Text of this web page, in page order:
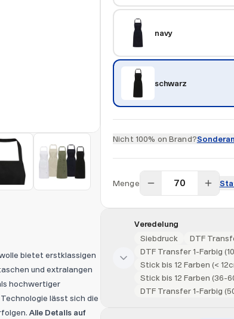
navy
schwarz
Nicht 100% on Brand?
Menge
Veredelung
Siebdruck
DTF
DTF Transfer 1-Farbig
Stick bis 12 Farben (<
Stick bis 12 Farben (36-
DTF Transfer 1-Farbig
bietet erstklassigen
und extralangen
hochwertiger
lässt sich die
Alle Details auf